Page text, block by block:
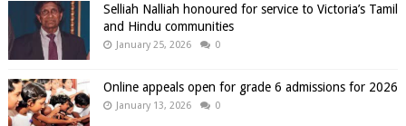
Selliah Nalliah honoured for service to Victoria’s Tamil
and Hindu communities
January 25, 2026 0
Online appeals open for grade 6 admissions for 2026
January 13, 2026 0